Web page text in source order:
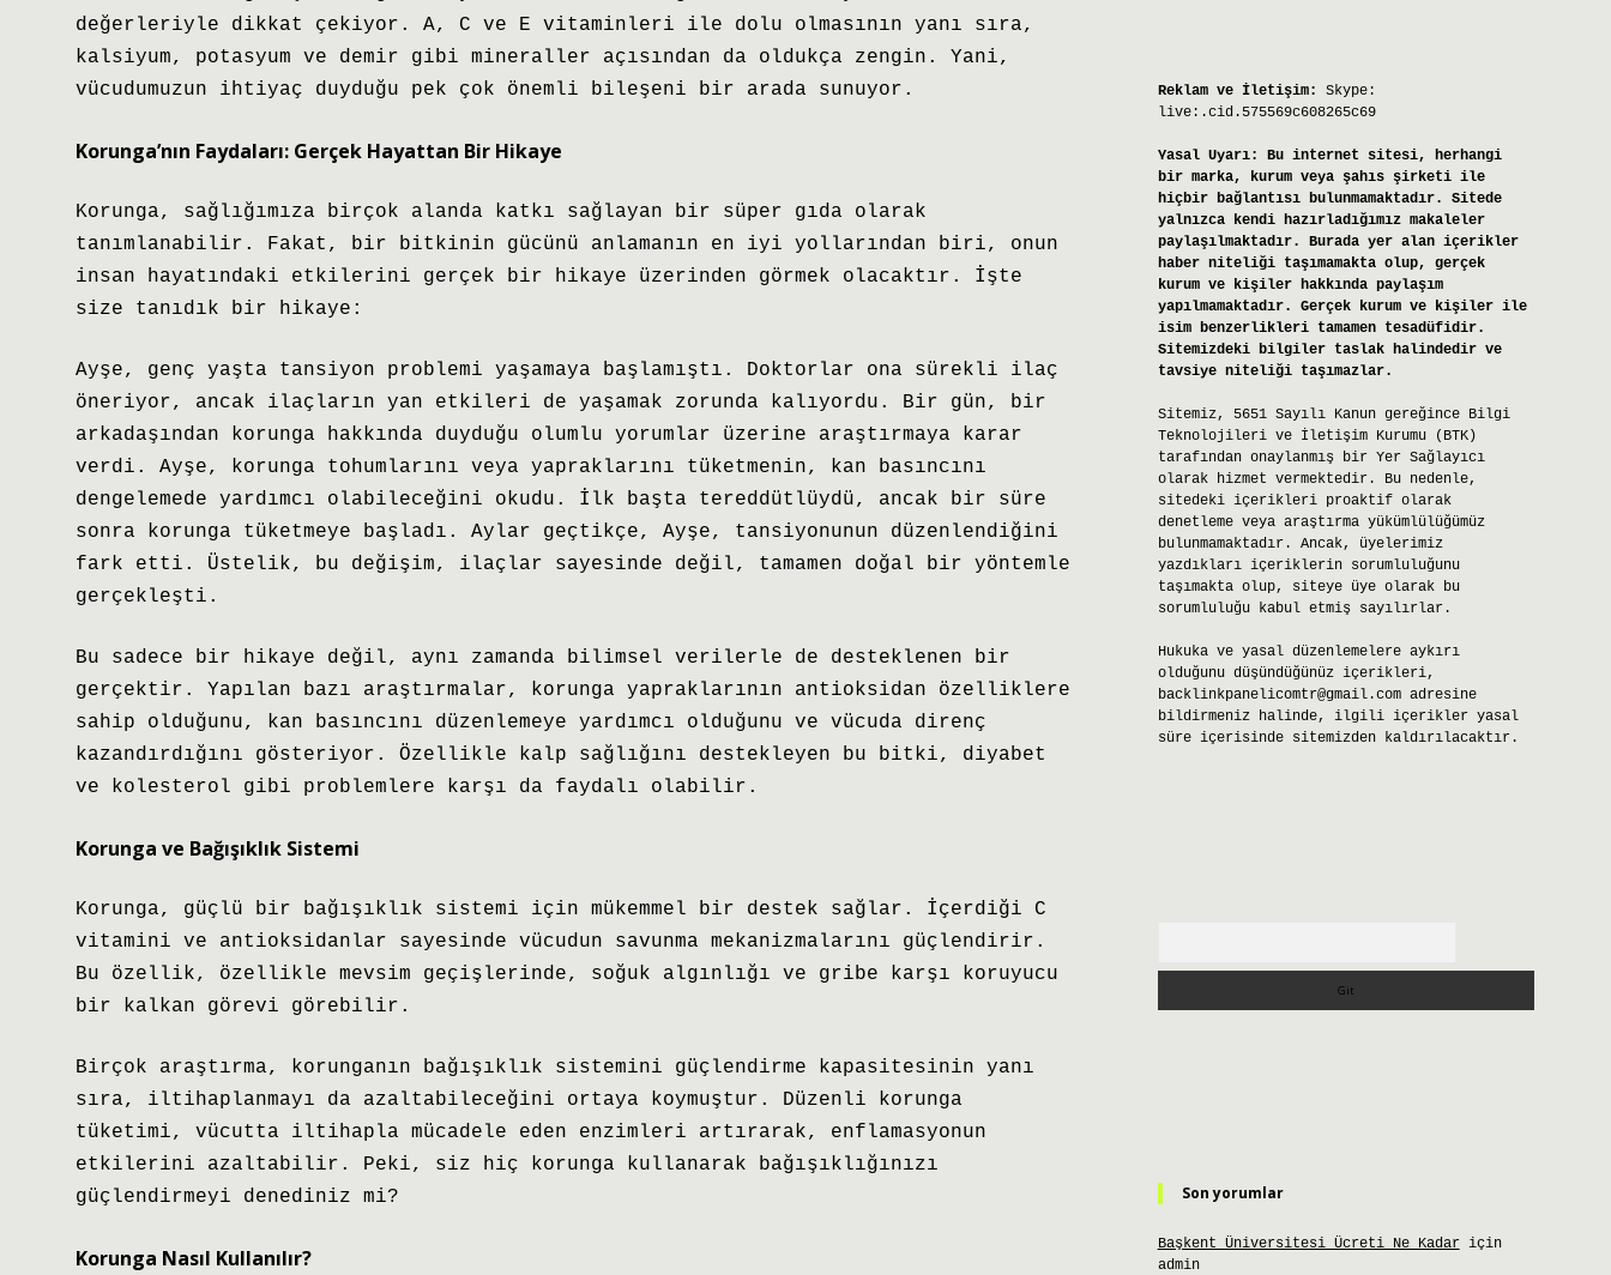
değerleriyle dikkat çekiyor. A, C ve E vitaminleri ile dolu olmasının yanı sıra,
kalsiyum, potasyum ve demir gibi mineraller açısından da oldukça zengin. Yani,
vücudumuzun ihtiyaç duyduğu pek çok önemli bileşeni bir arada sunuyor.
Korunga’nın Faydaları: Gerçek Hayattan Bir Hikaye
Korunga, sağlığımıza birçok alanda katkı sağlayan bir süper gıda olarak
tanımlanabilir. Fakat, bir bitkinin gücünü anlamanın en iyi yollarından biri, onun
insan hayatındaki etkilerini gerçek bir hikaye üzerinden görmek olacaktır. İşte
size tanıdık bir hikaye:
Ayşe, genç yaşta tansiyon problemi yaşamaya başlamıştı. Doktorlar ona sürekli ilaç
öneriyor, ancak ilaçların yan etkileri de yaşamak zorunda kalıyordu. Bir gün, bir
arkadaşından korunga hakkında duyduğu olumlu yorumlar üzerine araştırmaya karar
verdi. Ayşe, korunga tohumlarını veya yapraklarını tüketmenin, kan basıncını
dengelemede yardımcı olabileceğini okudu. İlk başta tereddütlüydü, ancak bir süre
sonra korunga tüketmeye başladı. Aylar geçtikçe, Ayşe, tansiyonunun düzenlendiğini
fark etti. Üstelik, bu değişim, ilaçlar sayesinde değil, tamamen doğal bir yöntemle
gerçekleşti.
Bu sadece bir hikaye değil, aynı zamanda bilimsel verilerle de desteklenen bir
gerçektir. Yapılan bazı araştırmalar, korunga yapraklarının antioksidan özelliklere
sahip olduğunu, kan basıncını düzenlemeye yardımcı olduğunu ve vücuda direnç
kazandırdığını gösteriyor. Özellikle kalp sağlığını destekleyen bu bitki, diyabet
ve kolesterol gibi problemlere karşı da faydalı olabilir.
Korunga ve Bağışıklık Sistemi
Korunga, güçlü bir bağışıklık sistemi için mükemmel bir destek sağlar. İçerdiği C
vitamini ve antioksidanlar sayesinde vücudun savunma mekanizmalarını güçlendirir.
Bu özellik, özellikle mevsim geçişlerinde, soğuk algınlığı ve gribe karşı koruyucu
bir kalkan görevi görebilir.
Birçok araştırma, korunganın bağışıklık sistemini güçlendirme kapasitesinin yanı
sıra, iltihaplanmayı da azaltabileceğini ortaya koymuştur. Düzenli korunga
tüketimi, vücutta iltihapla mücadele eden enzimleri artırarak, enflamasyonun
etkilerini azaltabilir. Peki, siz hiç korunga kullanarak bağışıklığınızı
güçlendirmeyi denediniz mi?
Korunga Nasıl Kullanılır?
Reklam ve İletişim:
Skype:
live:.cid.575569c608265c69
Yasal Uyarı:
Bu internet sitesi, herhangi
bir marka, kurum veya şahıs şirketi ile
hiçbir bağlantısı bulunmamaktadır. Sitede
yalnızca kendi hazırladığımız makaleler
paylaşılmaktadır. Burada yer alan içerikler
haber niteliği taşımamakta olup, gerçek
kurum ve kişiler hakkında paylaşım
yapılmamaktadır. Gerçek kurum ve kişiler ile
isim benzerlikleri tamamen tesadüfidir.
Sitemizdeki bilgiler taslak halindedir ve
tavsiye niteliği taşımazlar.
Sitemiz, 5651 Sayılı Kanun gereğince Bilgi
Teknolojileri ve İletişim Kurumu (BTK)
tarafından onaylanmış bir Yer Sağlayıcı
olarak hizmet vermektedir. Bu nedenle,
sitedeki içerikleri proaktif olarak
denetleme veya araştırma yükümlülüğümüz
bulunmamaktadır. Ancak, üyelerimiz
yazdıkları içeriklerin sorumluluğunu
taşımakta olup, siteye üye olarak bu
sorumluluğu kabul etmiş sayılırlar.
Hukuka ve yasal düzenlemelere aykırı
olduğunu düşündüğünüz içerikleri,
backlinkpanelicomtr@gmail.comadresine
bildirmeniz halinde, ilgili içerikler yasal
süre içerisinde sitemizden kaldırılacaktır.
Son yorumlar
Başkent Üniversitesi Ücreti Ne Kadariçin
admin